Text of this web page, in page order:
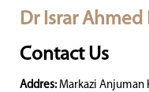
Dr Israr Ahmed
Contact Us
Addres: Markazi Anjuman